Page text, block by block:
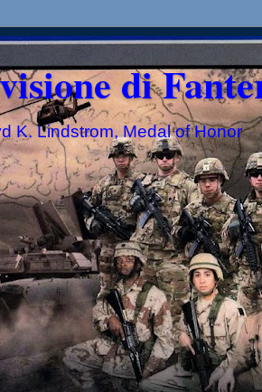
di
K. Lindstrom, Medal of Honor